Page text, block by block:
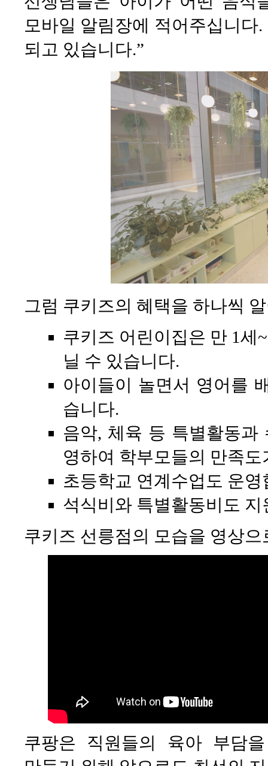
모바일 알림장에 적어주십니
되고 있습니다.”
그럼 쿠키즈의 혜택을 하나씩
쿠키즈 어린이집은 만 1세
닐 수 있습니다.
아이들이 놀면서 영어를
습니다.
음악, 체육 등 특별활동과
영하여 학부모들의 만족
초등학교 연계수업도 운
석식비와 특별활동비도
쿠키즈 선릉점의 모습을 영상
쿠팡은 직원들의 육아 부담